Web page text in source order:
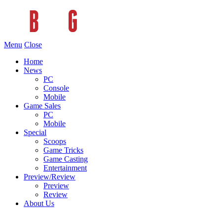
Menu Close
Home
News
PC
Console
Mobile
Game Sales
PC
Mobile
Special
Scoops
Game Tricks
Game Casting
Entertainment
Preview/Review
Preview
Review
About Us